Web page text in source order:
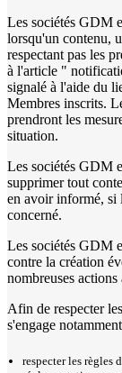
Les sociétés GDM
lorsqu'un contenu,
respectant pas les
à l'article "
signalé à l'aide du
Membres inscrits.
prendront les
situation.
Les sociétés GDM
supprimer tout
en avoir informé, si
concerné.
Les sociétés GDM
contre la création
nombreuses
Afin de respecter
s'engage
respecter les règles